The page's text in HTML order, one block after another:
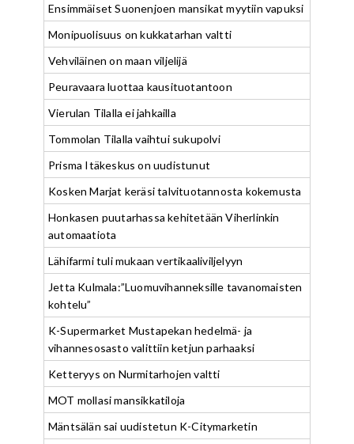
Ensimmäiset Suonenjoen mansikat myytiin vapuksi
Monipuolisuus on kukkatarhan valtti
Vehviläinen on maan viljelijä
Peuravaara luottaa kausituotantoon
Vierulan Tilalla ei jahkailla
Tommolan Tilalla vaihtui sukupolvi
Prisma Itäkeskus on uudistunut
Kosken Marjat keräsi talvituotannosta kokemusta
Honkasen puutarhassa kehitetään Viherlinkin
automaatiota
Lähifarmi tuli mukaan vertikaaliviljelyyn
Jetta Kulmala:”Luomuvihanneksille tavanomaisten
kohtelu”
K-Supermarket Mustapekan hedelmä- ja
vihannesosasto valittiin ketjun parhaaksi
Ketteryys on Nurmitarhojen valtti
MOT mollasi mansikkatiloja
Mäntsälän sai uudistetun K-Citymarketin